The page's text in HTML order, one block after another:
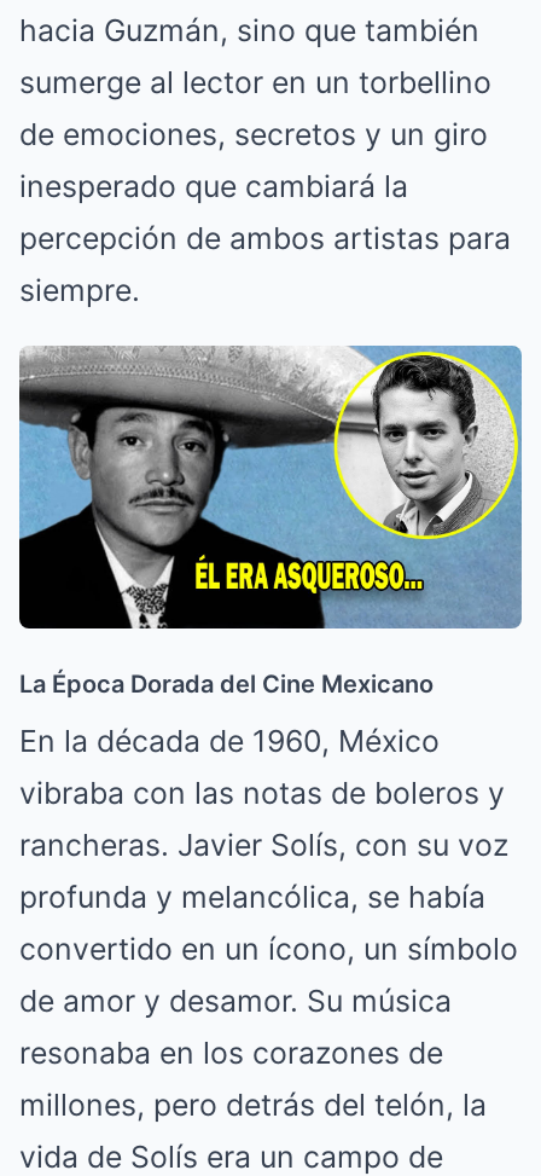
hacia Guzmán, sino que también
sumerge al lector en un torbellino
de emociones, secretos y un giro
inesperado que cambiará la
percepción de ambos artistas para
siempre.
La Época Dorada del Cine Mexicano
En la década de 1960, México
vibraba con las notas de boleros y
rancheras. Javier Solís, con su voz
profunda y melancólica, se había
convertido en un ícono, un símbolo
de amor y desamor. Su música
resonaba en los corazones de
millones, pero detrás del telón, la
vida de Solís era un campo de